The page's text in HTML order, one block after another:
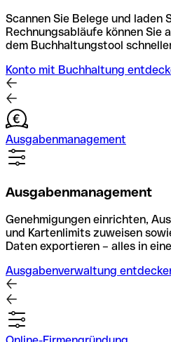
Scannen Sie Belege und laden
Rechnungsabläufe können Sie
dem Buchhaltungstool
Konto mit Buchhaltung
Ausgabenmanagement
Ausgabenmanagement
Genehmigungen einrichten,
und Kartenlimits zuweisen
Daten exportieren – alles in
Ausgabenverwaltung